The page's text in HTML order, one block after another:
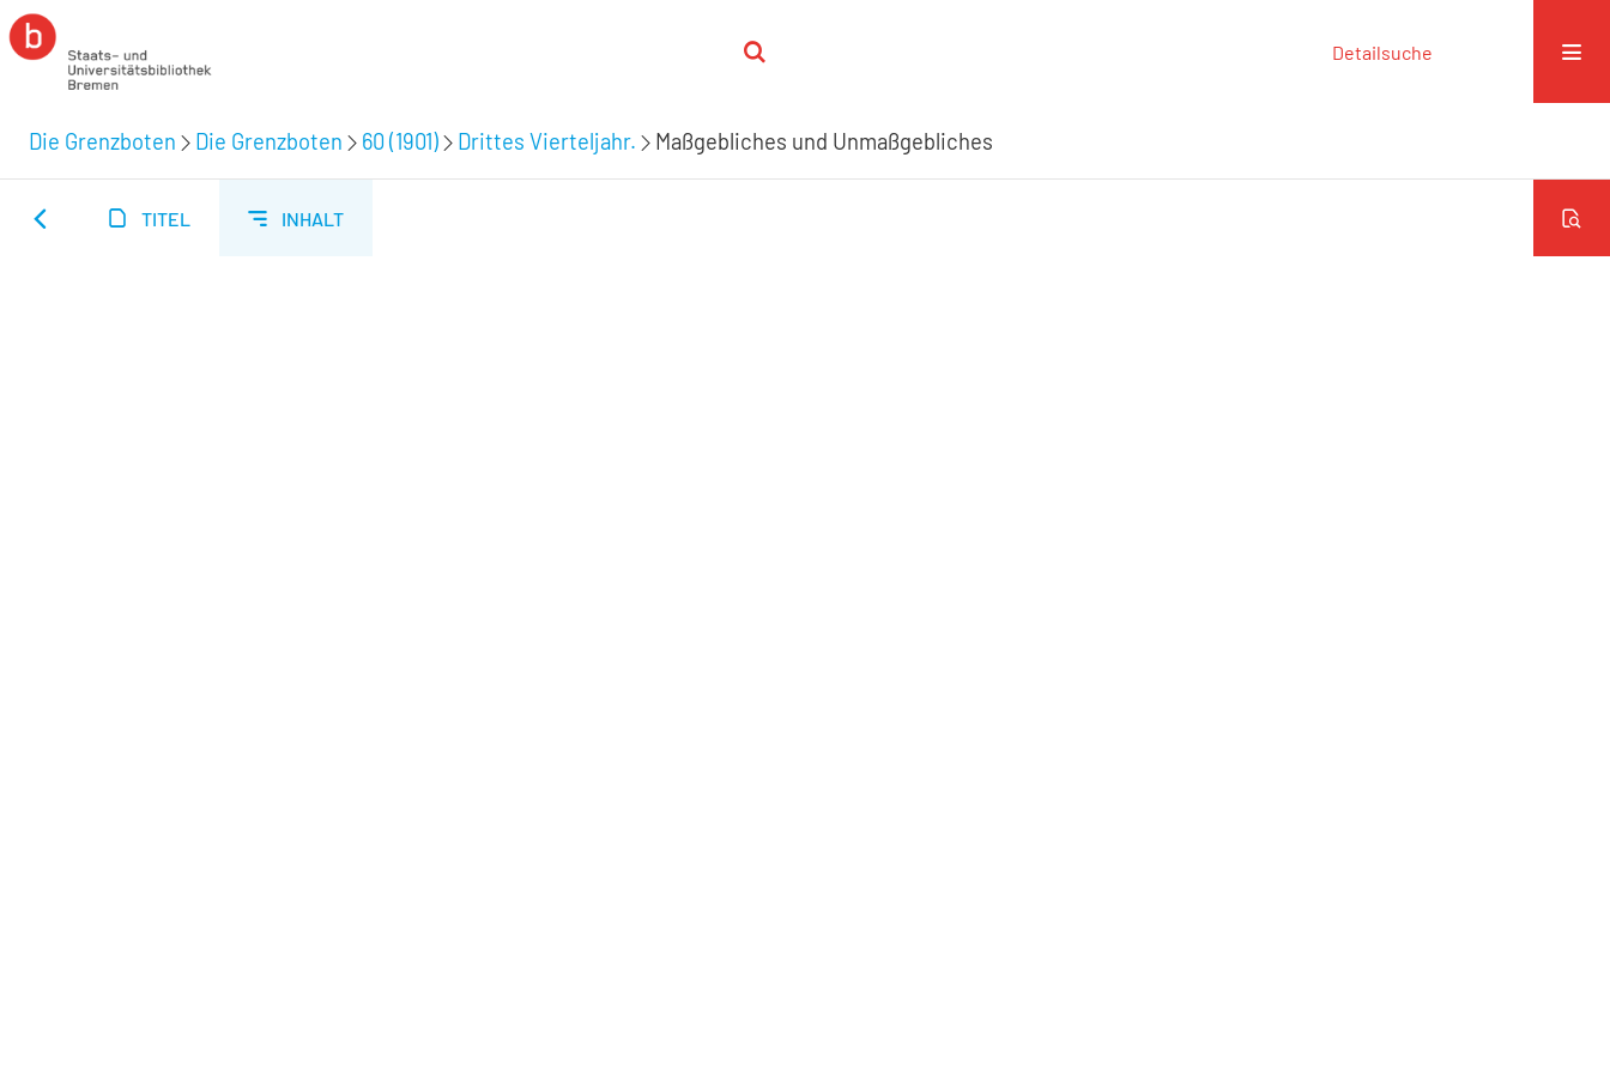
Detailsuche
Die Grenzboten Die Grenzboten 60 (1901) Drittes Vierteljahr. Maßgebliches und Unmaßgebliches
TITEL INHALT